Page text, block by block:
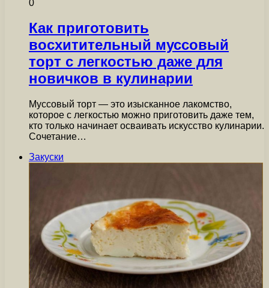
0
Как приготовить
восхитительный муссовый
торт с легкостью даже для
новичков в кулинарии
Муссовый торт — это изысканное лакомство,
которое с легкостью можно приготовить даже тем,
кто только начинает осваивать искусство кулинарии.
Сочетание…
Закуски